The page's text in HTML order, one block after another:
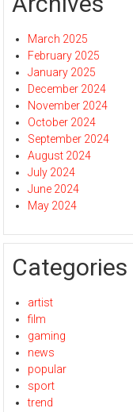
March 2025
February 2025
January 2025
December 2024
November 2024
October 2024
September 2024
August 2024
July 2024
June 2024
May 2024
Categories
artist
film
gaming
news
popular
sport
trend